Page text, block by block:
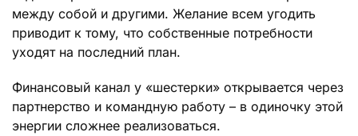
между собой и другими. Желание всем угодить
приводит к тому, что собственные потребности
уходят на последний план.
Финансовый канал у «шестерки» открывается через
партнерство и командную работу – в одиночку этой
энергии сложнее реализоваться.